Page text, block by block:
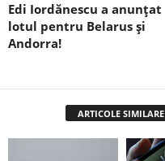
Edi Iordănescu a anunțat
lotul pentru Belarus și
Andorra!
ARTICOLE SIMILARE